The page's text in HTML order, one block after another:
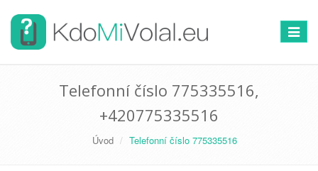
Telefonní číslo 775335516,
+420775335516
Úvod Telefonní číslo 775335516